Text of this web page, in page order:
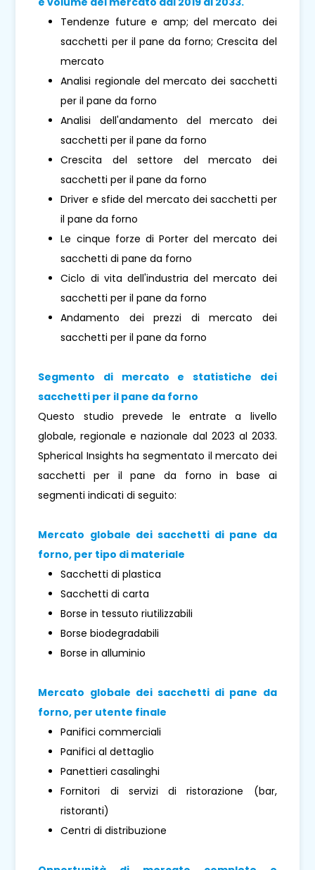
Tendenze future e amp; del mercato dei
sacchetti per il pane da forno; Crescita del
mercato
Analisi regionale del mercato dei sacchetti
per il pane da forno
Analisi dell'andamento del mercato dei
sacchetti per il pane da forno
Crescita del settore del mercato dei
sacchetti per il pane da forno
Driver e sfide del mercato dei sacchetti per
il pane da forno
Le cinque forze di Porter del mercato dei
sacchetti di pane da forno
Ciclo di vita dell'industria del mercato dei
sacchetti per il pane da forno
Andamento dei prezzi di mercato dei
sacchetti per il pane da forno
Segmento di mercato e statistiche dei
sacchetti per il pane da forno
Questo studio prevede le entrate a livello
globale, regionale e nazionale dal 2023 al 2033.
Spherical Insights ha segmentato il mercato dei
sacchetti per il pane da forno in base ai
segmenti indicati di seguito:
Mercato globale dei sacchetti di pane da
forno, per tipo di materiale
Sacchetti di plastica
Sacchetti di carta
Borse in tessuto riutilizzabili
Borse biodegradabili
Borse in alluminio
Mercato globale dei sacchetti di pane da
forno, per utente finale
Panifici commerciali
Panifici al dettaglio
Panettieri casalinghi
Fornitori di servizi di ristorazione (bar,
ristoranti)
Centri di distribuzione